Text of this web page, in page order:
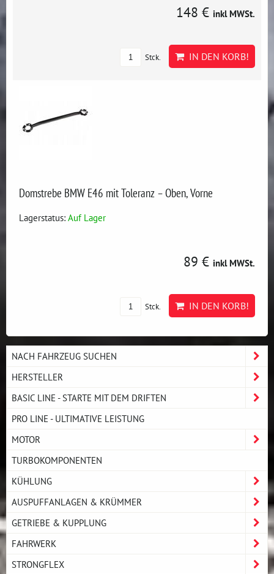
148 € inkl MWSt.
Stck. IN DEN KORB!
Domstrebe BMW E46 mit Toleranz – Oben, Vorne
Lagerstatus: Auf Lager
89 € inkl MWSt.
Stck. IN DEN KORB!
NACH FAHRZEUG SUCHEN
HERSTELLER
BASIC LINE - STARTE MIT DEM DRIFTEN
PRO LINE - ULTIMATIVE LEISTUNG
MOTOR
TURBOKOMPONENTEN
KÜHLUNG
AUSPUFFANLAGEN & KRÜMMER
GETRIEBE & KUPPLUNG
FAHRWERK
STRONGFLEX